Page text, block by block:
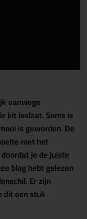
vanwege
kit loslaat. Soms is
is geworden. De
met het
je de juiste
blog hebt gelezen
Er zijn
dit een stuk